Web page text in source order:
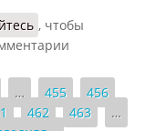
, чтобы
… 455
456
462 463
…